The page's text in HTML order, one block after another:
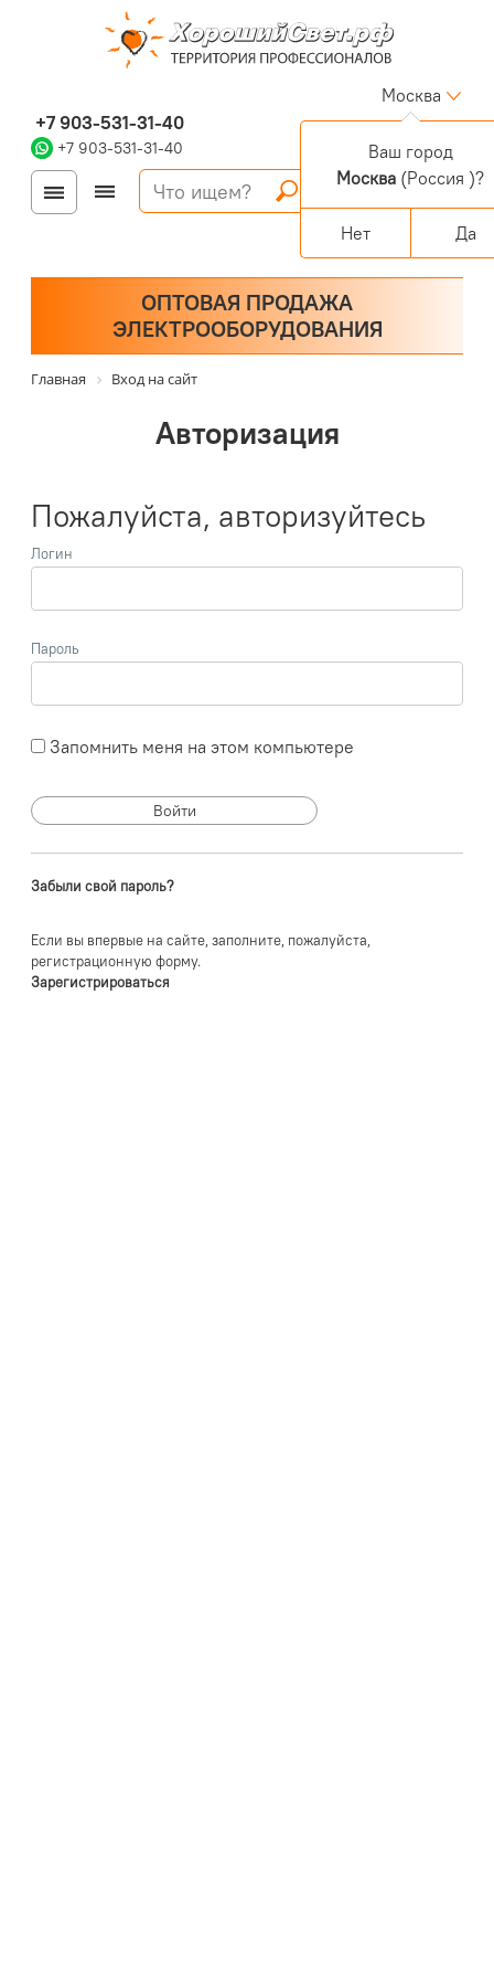
+7 903-531-31-40
+7 903-531-31-40
Москва
Войти
Регистрация
Корзина
0 позиций
Персональный раздел
ОПТОВАЯ ПРОДАЖА
ЭЛЕКТРООБОРУДОВАНИЯ
Главная Вход на сайт
Авторизация
Пожалуйста, авторизуйтесь
Логин
Пароль
Запомнить меня на этом компьютере
Забыли свой пароль?
Если вы впервые на сайте, заполните, пожалуйста,
регистрационную форму.
Зарегистрироваться
Ваш город
Москва (Россия )?
Нет Да